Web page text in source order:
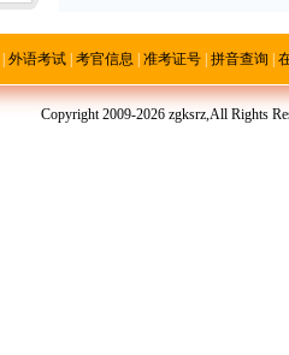
外语考试 考官信息 准考证号 拼音查询
Copyright 2009-2026 zgksrz,All Rights